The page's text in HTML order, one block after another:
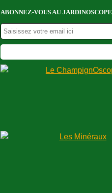
ABONNEZ-VOUS AU JARDINOSCOPE